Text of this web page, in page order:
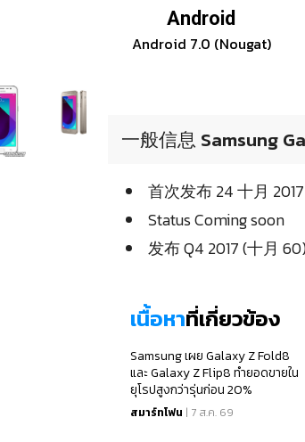
Android
Android 7.0 (Nougat)
一般信息 Samsung
首次发布 24 十月
Status Coming soon
发布 Q4 2017 (十月 60)
เนื้อหาที่เกี่ยวข้อง
Samsung เผย Galaxy Z Fold8
และ Galaxy Z Flip8 ทำยอดขายใน
ยุโรปสูงกว่ารุ่นก่อน 20%
สมาร์ทโฟน | 7 ส.ค. 69